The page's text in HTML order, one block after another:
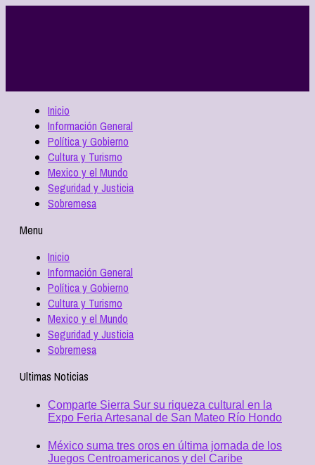
Inicio
Información General
Política y Gobierno
Cultura y Turismo
Mexico y el Mundo
Seguridad y Justicia
Sobremesa
Menu
Inicio
Información General
Política y Gobierno
Cultura y Turismo
Mexico y el Mundo
Seguridad y Justicia
Sobremesa
Ultimas Noticias
Comparte Sierra Sur su riqueza cultural en la
Expo Feria Artesanal de San Mateo Río Hondo
México suma tres oros en última jornada de los
Juegos Centroamericanos y del Caribe